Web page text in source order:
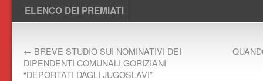
ELENCO DEI PREMIATI
← BREVE STUDIO SUI NOMINATIVI DEI
DIPENDENTI COMUNALI GORIZIANI
“DEPORTATI DAGLI JUGOSLAVI”